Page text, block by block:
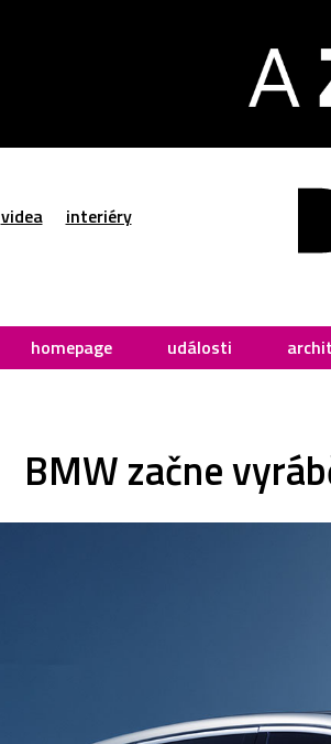
videa interiéry
homepage události
BMW začne